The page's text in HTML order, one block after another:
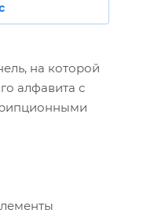
на которой
алфавита с